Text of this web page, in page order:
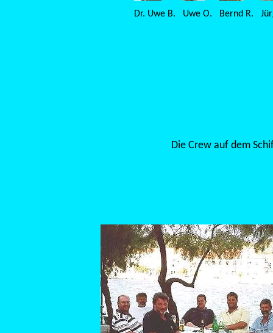
Dr. Uwe B. Uwe O. Bernd R.
Die Crew auf dem